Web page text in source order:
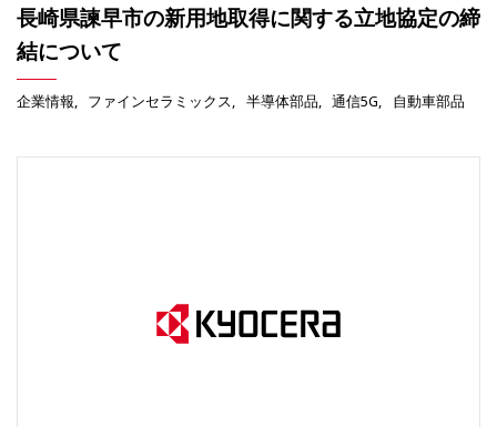
長崎県諫早市の新用地取得に関する立地協定の締
結について
企業情報 ファインセラミックス 半導体部品 通信5G 自動車部品